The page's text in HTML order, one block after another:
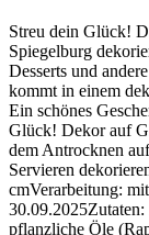
Streu dein Glück!
Spiegelburg
Desserts und
kommt in einem
Ein schönes
Glück! Dekor auf
dem Antrocknen
Servieren
cmVerarbeitung:
pflanzliche Öle